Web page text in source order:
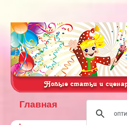
Новые статьи и
Главная